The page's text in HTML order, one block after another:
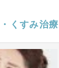
くすみ治療